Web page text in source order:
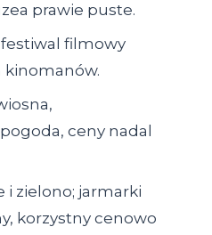
prawie puste.
festiwal filmowy
kinomanów.
ceny nadal
i zielono; jarmarki
korzystny cenowo